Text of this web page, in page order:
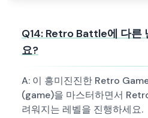
Q14: Retro Battle에 다른
요?
A: 이 흥미진진한 Retro
(game)을 마스터하면서
려워지는 레벨을 진행하세요.